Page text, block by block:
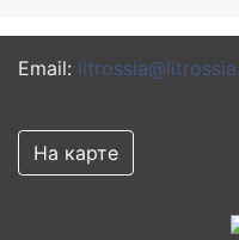
Email:
На карте